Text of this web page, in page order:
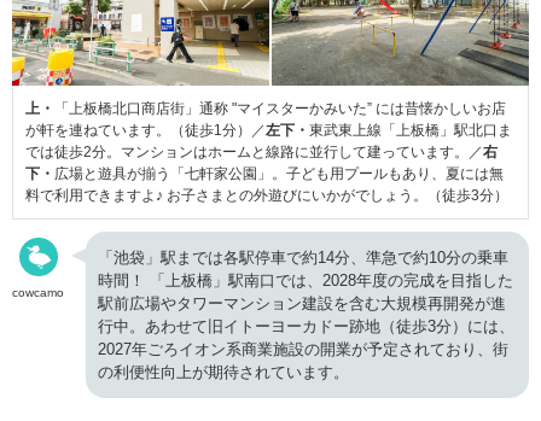
上・
「上板橋北口商店街」通称 "マイスターかみいた” には昔懐かしいお店
が軒を連ねています。（徒歩1分）／左下・ 東武東上線「上板橋」駅北口ま
では徒歩2分。マンションはホームと線路に並行して建っています。／右
下・ 広場と遊具が揃う「七軒家公園」。子ども用プールもあり、夏には無
料で利用できますよ♪ お子さまとの外遊びにいかがでしょう。（徒歩3分）
cowcamo
「池袋」駅までは各駅停車で約14分、準急で約10分の乗車
時間！ 「上板橋」駅南口では、2028年度の完成を目指した
駅前広場やタワーマンション建設を含む大規模再開発が進
行中。あわせて旧イトーヨーカドー跡地（徒歩3分）には、
2027年ごろイオン系商業施設の開業が予定されており、街
の利便性向上が期待されています。